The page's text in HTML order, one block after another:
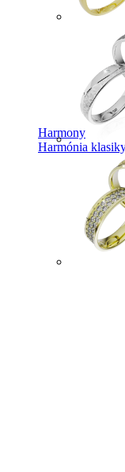
Harmony
Harmónia